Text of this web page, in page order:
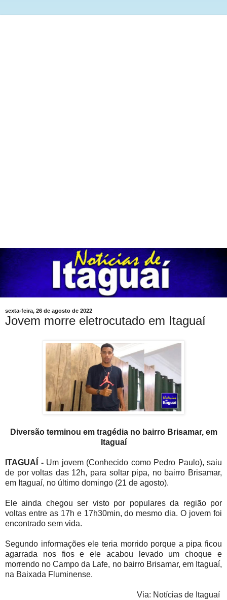
sexta-feira, 26 de agosto de 2022
Jovem morre eletrocutado em Itaguaí
Diversão terminou em tragédia no bairro Brisamar, em
Itaguaí
ITAGUAÍ - Um jovem (Conhecido como Pedro Paulo), saiu
de por voltas das 12h, para soltar pipa, no bairro Brisamar,
em Itaguaí, no último domingo (21 de agosto).
Ele ainda chegou ser visto por populares da região por
voltas entre as 17h e 17h30min, do mesmo dia.O jovem foi
encontrado sem vida.
Segundo informações ele teria morrido porque a pipa ficou
agarrada nos fios e ele acabou levado um choque e
morrendo no Campo da Lafe, no bairro Brisamar, em Itaguaí,
na Baixada Fluminense.
Via: Notícias de Itaguaí